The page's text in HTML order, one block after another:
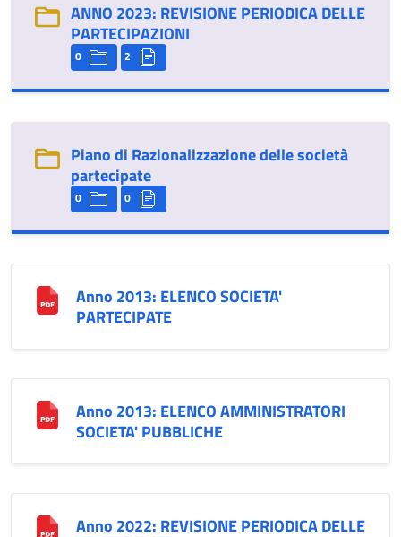
ANNO 2023: REVISIONE PERIODICA DELLE
PARTECIPAZIONI
0 2
Piano di Razionalizzazione delle società
partecipate
0 0
Anno 2013: ELENCO SOCIETA'
PARTECIPATE
Anno 2013: ELENCO AMMINISTRATORI
SOCIETA' PUBBLICHE
Anno 2022: REVISIONE PERIODICA DELLE